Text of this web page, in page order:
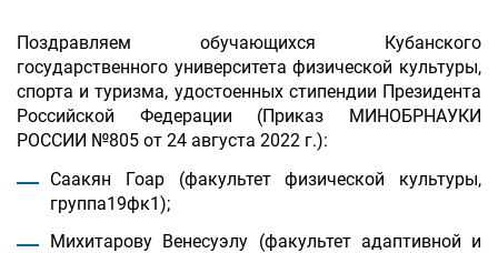
Поздравляем обучающихся Кубанского
государственного университета физической культуры,
спорта и туризма, удостоенных стипендии Президента
Российской Федерации (Приказ МИНОБРНАУКИ
РОССИИ №805 от 24 августа 2022 г.):
Саакян Гоар (факультет физической культуры,
группа19фк1);
Михитарову Венесуэлу (факультет адаптивной и